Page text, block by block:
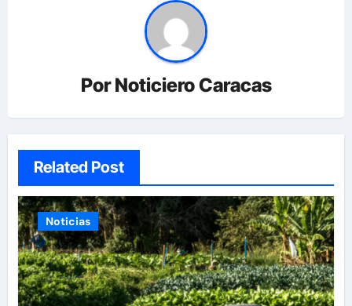
PorNoticiero Caracas
Related Post
Noticias